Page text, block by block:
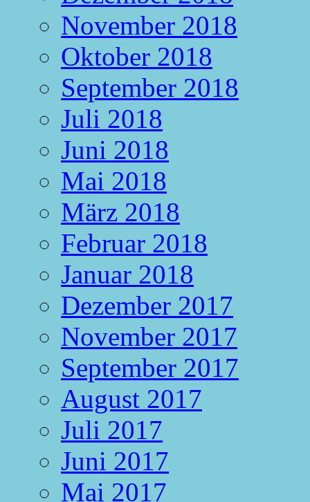
November 2018
Oktober 2018
September 2018
Juli 2018
Juni 2018
Mai 2018
März 2018
Februar 2018
Januar 2018
Dezember 2017
November 2017
September 2017
August 2017
Juli 2017
Juni 2017
Mai 2017